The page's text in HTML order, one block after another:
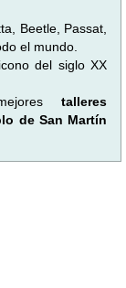
Beetle, Passat,
el mundo.
del siglo XX
talleres
de San Martín